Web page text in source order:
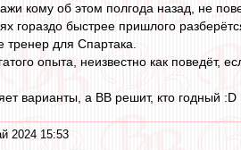
кому об этом полгода назад, не
гораздо быстрее пришлого
для Спартака.
опыта, неизвестно как поведёт,
варианты, а ВВ решит, кто годный :D
2024 15:53